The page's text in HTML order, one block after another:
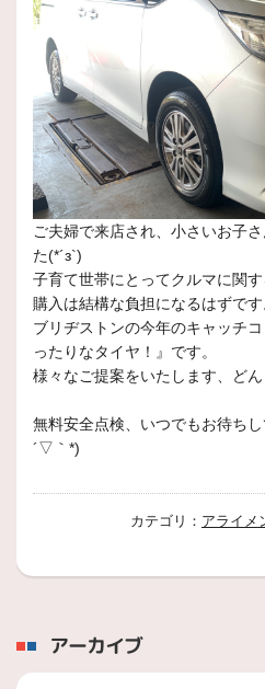
ご夫婦で来店され、小さいお子
た(*´з`)
子育て世帯にとってクルマに関
購入は結構な負担になるはずです
ブリヂストンの今年のキャッチ
ったりなタイヤ！』です。
様々なご提案をいたします、ど
無料安全点検、いつでもお待ち
´▽｀*)
カテゴリ： アライメ
アーカイブ